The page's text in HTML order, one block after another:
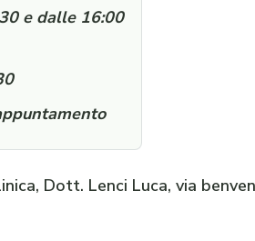
e dalle 16:00
Dott. Lenci Luca, via